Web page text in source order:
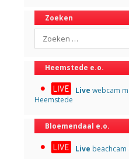
Zoeken
Search
Heemstede e.o.
Live webcam
Heemstede
Bloemendaal e.o.
Live